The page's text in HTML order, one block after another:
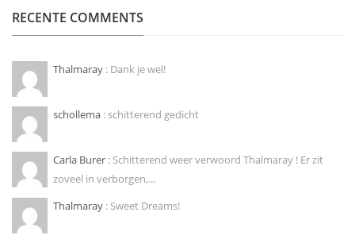
RECENTE COMMENTS
Thalmaray : Dank je wel!
schollema : schitterend gedicht
Carla Burer : Schitterend weer verwoord Thalmaray ! Er zit
zoveel in verborgen,...
Thalmaray : Sweet Dreams!